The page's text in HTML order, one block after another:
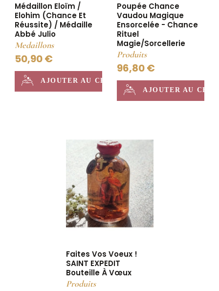
Médaillon Eloïm /
Elohim (chance Et
Réussite) / Médaille
Abbé Julio
Medaillons
50,90 €
AJOUTER AU CHAUDRON
Poupée Chance
Vaudou Magique
Ensorcelée - Chance
Rituel
Magie/sorcellerie
Produits
96,80 €
AJOUTER AU
Faites Vos Voeux !
SAINT EXPEDIT
Bouteille À Vœux
Produits